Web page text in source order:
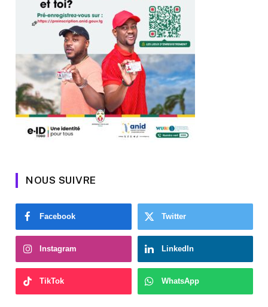
NOUS SUIVRE
Facebook Twitter
Instagram LinkedIn
TikTok WhatsApp